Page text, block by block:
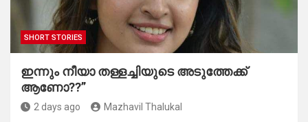
SHORT STORIES
ഇന്നും നീയാ തള്ളച്ചിയുടെ അടുത്തേക്ക്
ആണോ??”
2 days ago Mazhavil Thalukal